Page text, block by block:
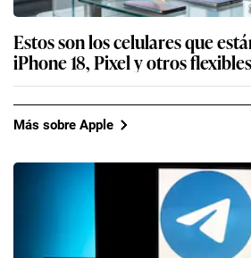
Estos son los celulares que
iPhone 18, Pixel y otros flexibles
Más sobre Apple